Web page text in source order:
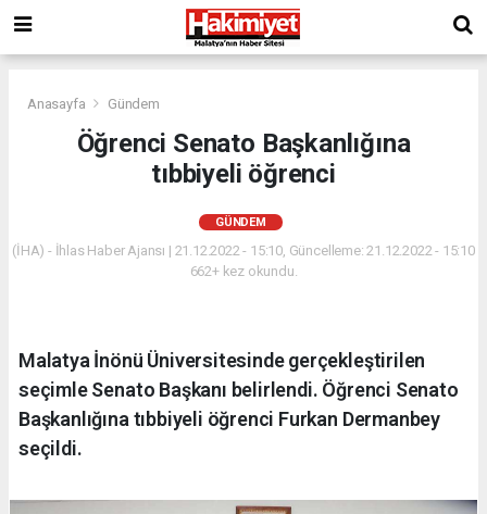
Anasayfa Gündem
Öğrenci Senato Başkanlığına
tıbbiyeli öğrenci
GÜNDEM
(İHA) - İhlas Haber Ajansı | 21.12.2022 - 15:10, Güncelleme: 21.12.2022 - 15:10
662+ kez okundu.
Malatya İnönü Üniversitesinde gerçekleştirilen
seçimle Senato Başkanı belirlendi. Öğrenci Senato
Başkanlığına tıbbiyeli öğrenci Furkan Dermanbey
seçildi.